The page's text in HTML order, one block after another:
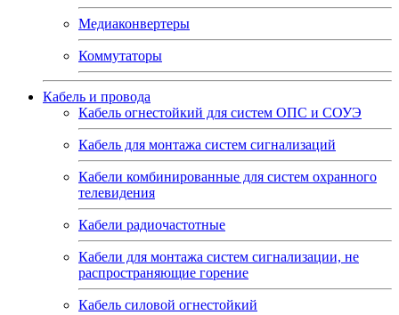
Медиаконвертеры
Коммутаторы
Кабель и провода
Кабель огнестойкий для систем ОПС и СОУЭ
Кабель для монтажа систем сигнализаций
Кабели комбинированные для систем охранного
телевидения
Кабели радиочастотные
Кабели для монтажа систем сигнализации, не
распространяющие горение
Кабель силовой огнестойкий